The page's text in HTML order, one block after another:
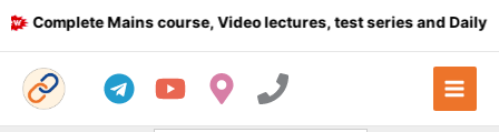
Skip
to
Mains course, Video lectures, test series and Daily